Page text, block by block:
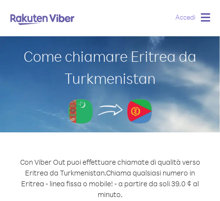
Accedi
Come chiamare Eritrea da
Turkmenistan
Con Viber Out puoi effettuare chiamate di qualità verso
Eritrea da Turkmenistan.Chiama qualsiasi numero in
Eritrea - linea fissa o mobile! - a partire da soli 39.0 ¢ al
minuto.